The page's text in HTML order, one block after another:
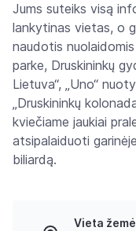
Jums suteiks visą
lankytinas vietas, o
naudotis
parke, Druskininkų
Lietuva“, „Uno“
„Druskininkų
kviečiame jaukiai
atsipalaiduoti
biliardą.
Vieta